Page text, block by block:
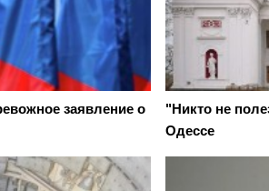
заявление о
"Никто не
Одессе